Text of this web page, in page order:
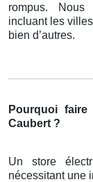
rompus. Nous
incluant les villes
bien d’autres.
Pourquoi
Caubert ?
Un store
nécessitant une